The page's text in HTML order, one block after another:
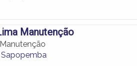
Manutenção